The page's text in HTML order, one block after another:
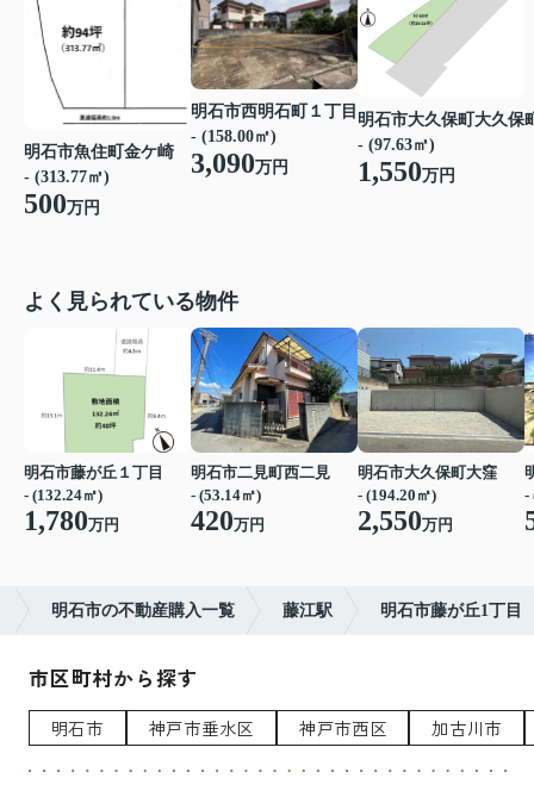
明石市魚住町金ケ崎
- (313.77㎡)
500万円
明石市西明石町１丁目
- (158.00㎡)
3,090万円
明石市大久保町大久保
- (97.63㎡)
1,550万円
よく見られている物件
明石市藤が丘１丁目
- (132.24㎡)
1,780万円
明石市二見町西二見
- (53.14㎡)
420万円
明石市大久保町大窪
- (194.20㎡)
2,550万円
-
明石市の不動産購入一覧 藤江駅 明石市藤が丘1丁目
市区町村から探す
明石市 神戸市垂水区 神戸市西区 加古川市